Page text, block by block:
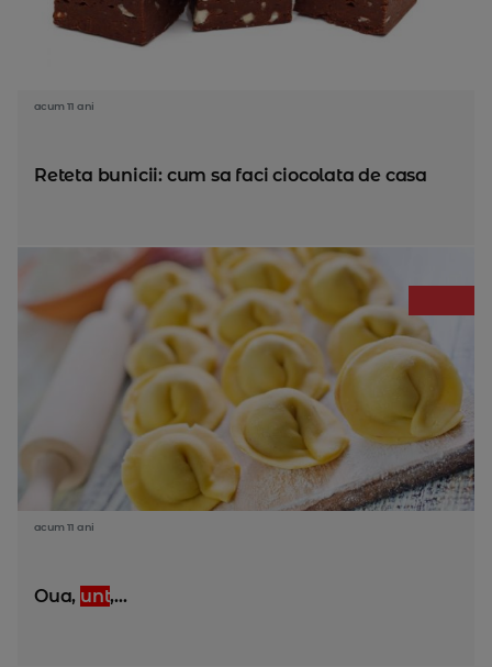
acum 11 ani
Reteta bunicii: cum sa faci ciocolata de casa
acum 11 ani
Oua, unt,...